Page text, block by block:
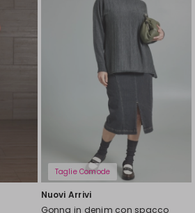
Taglie Comode
Nuovi Arrivi
Gonna in denim con spacco